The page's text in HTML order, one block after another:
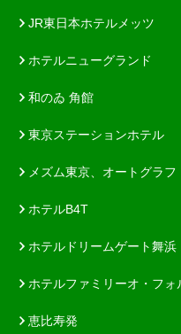
JR東日本ホテルメッツ
ホテルニューグランド
和のゐ 角館
東京ステーションホテル
メズム東京、オートグラ
ホテルB4T
ホテルドリームゲート舞浜
ホテルファミリーオ・フォ
恵比寿発